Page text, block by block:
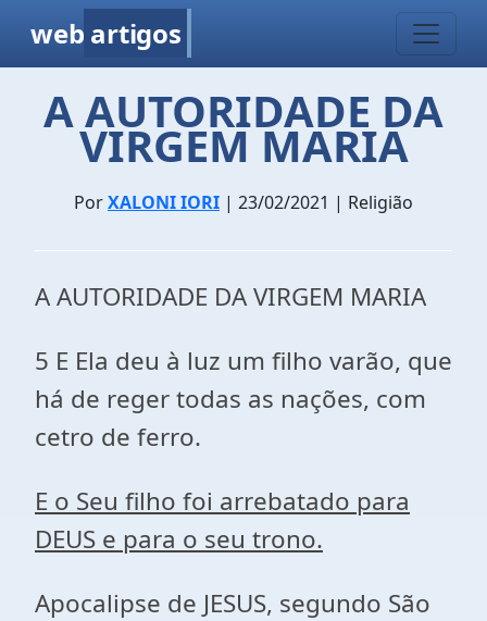
web artigos
A AUTORIDADE DA
VIRGEM MARIA
PorXALONI IORI | 23/02/2021 | Religião
A AUTORIDADE DA VIRGEM MARIA
5 E Ela deu à luz um filho varão, que
há de reger todas as nações, com
cetro de ferro.
E o Seu filho foi arrebatado para
DEUS e para o seu trono.
Apocalipse de JESUS, segundo São